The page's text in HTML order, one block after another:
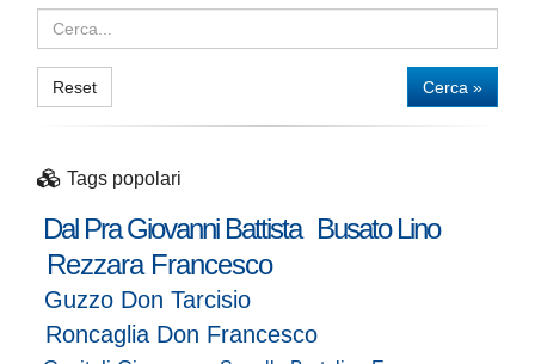
Reset Cerca »
Tags popolari
Dal Pra Giovanni Battista Busato Lino
Rezzara Francesco
Guzzo Don Tarcisio
Roncaglia Don Francesco